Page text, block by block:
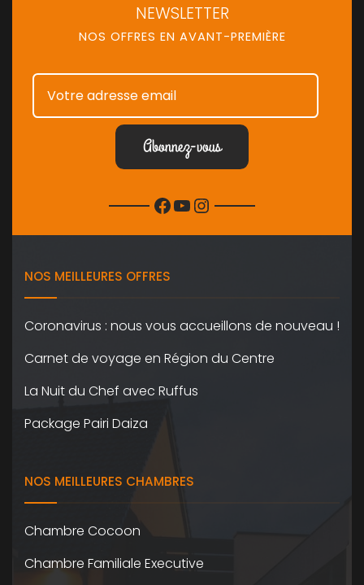
NEWSLETTER
NOS OFFRES EN AVANT-PREMIÈRE
Facebook
YouTube
Instagram
NOS MEILLEURES OFFRES
Coronavirus : nous vous accueillons de nouveau !
Carnet de voyage en Région du Centre
La Nuit du Chef avec Ruffus
Package Pairi Daiza
NOS MEILLEURES CHAMBRES
Chambre Cocoon
Chambre Familiale Executive